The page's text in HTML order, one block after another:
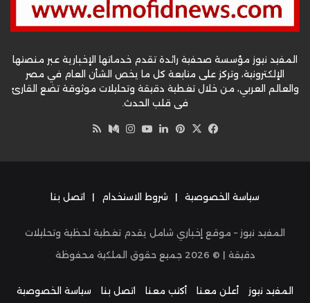
المفيد نيوز مؤسسة صحفية رائدة تقدم خدماتها الإخبارية عبر منصتها
الإلكترونية، وتركز على متابعة كل ما يخص الشأن العام في مصر
والعالم العربي، من خلال تغطية دقيقة وتحليلات موثوقة تضع القارئ
في قلب الحدث.
فيسبوك
‫X بينتيريست
لينكدإن‫YouTube
انستقرام
وسط
سياسة الخصوصية | شروط الاستخدام | اتصل بنا
المفيد نيوز – موقع إخباري شامل يقدم تغطية لحظية وتحليلات
دقيقة | © 2026 جميع حقوق الملكية محفوظة
المفيد نيوز أعلن معنا أكتب معنا اتصل بنا سياسة الخصوصية